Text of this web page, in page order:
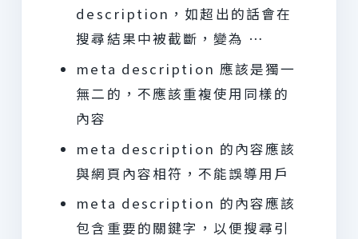
description，如超出的話會在
搜尋結果中被截斷，變為 …
meta description 應該是獨一
無二的，不應該重複使用同樣的
內容
meta description 的內容應該
與網頁內容相符，不能誤導用戶
meta description 的內容應該
包含重要的關鍵字，以便搜尋引